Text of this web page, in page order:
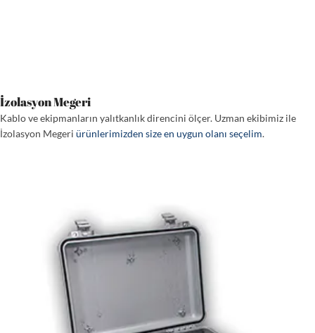
İzolasyon Megeri
Kablo ve ekipmanların yalıtkanlık direncini ölçer. Uzman ekibimiz ile
İzolasyon Megeri ürünlerimizden size en uygun olanı seçelim.